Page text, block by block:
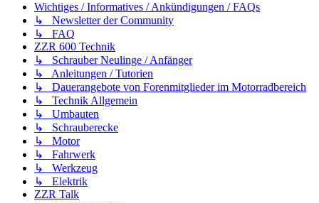
Wichtiges / Informatives / Ankündigungen / FAQs
↳ Newsletter der Community
↳ FAQ
ZZR 600 Technik
↳ Schrauber Neulinge / Anfänger
↳ Anleitungen / Tutorien
↳ Dauerangebote von Forenmitglieder im Motorradbereich
↳ Technik Allgemein
↳ Umbauten
↳ Schrauberecke
↳ Motor
↳ Fahrwerk
↳ Werkzeug
↳ Elektrik
ZZR Talk